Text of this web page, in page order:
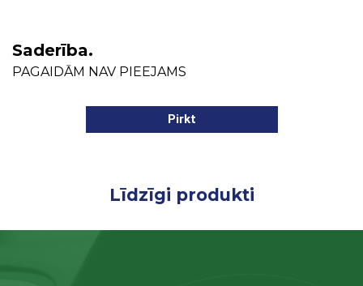
Saderība.
PAGAIDĀM NAV PIEEJAMS
Pirkt
Līdzīgi produkti